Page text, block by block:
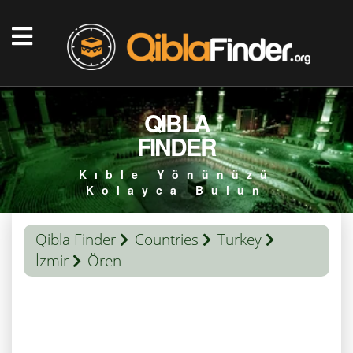
QIBLA
FINDER
Kıble Yönünüzü
Kolayca Bulun
Qibla Finder Countries
Turkey
İzmir
Ören